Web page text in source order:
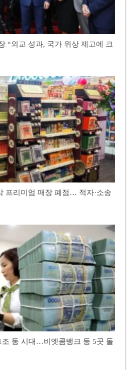
“외교 성과, 국가 위상 제고에 크
프리미엄 매장 폐점… 적자·소송
조 동 시대…비엣콤뱅크 등 5곳 돌